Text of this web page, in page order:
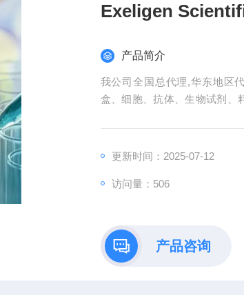
Exeligen
产品简介
我公司全国总代理,华东地区
盒、细胞、抗体、生物试剂、
更新时间：2025-07-12
访问量：506
产品咨询